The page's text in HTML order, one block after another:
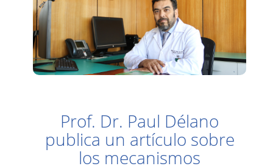
Prof. Dr. Paul Délano
publica un artículo sobre
los mecanismos